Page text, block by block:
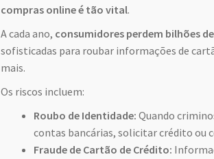
compras online é tão vital.
A cada ano, consumidores perdem bilhões
sofisticadas para roubar informações de
mais.
Os riscos incluem:
Roubo de Identidade: Quando
contas bancárias, solicitar crédito ou
Fraude de Cartão de Crédito: